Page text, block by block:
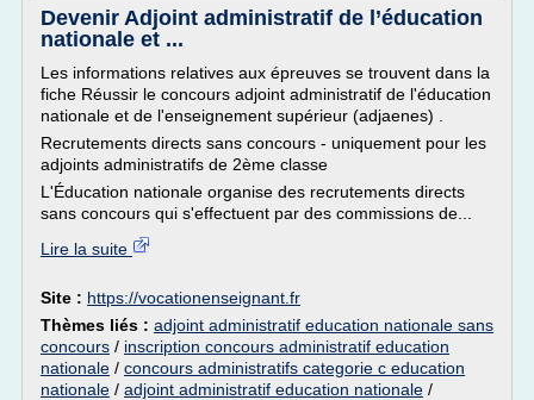
Devenir Adjoint administratif de l’éducation
nationale et ...
Les informations relatives aux épreuves se trouvent dans la
fiche Réussir le concours adjoint administratif de l'éducation
nationale et de l'enseignement supérieur (adjaenes) .
Recrutements directs sans concours - uniquement pour les
adjoints administratifs de 2ème classe
L'Éducation nationale organise des recrutements directs
sans concours qui s'effectuent par des commissions de...
Lire la suite
Site : https://vocationenseignant.fr
Thèmes liés : adjoint administratif education nationale sans
concours / inscription concours administratif education
nationale / concours administratifs categorie c education
nationale / adjoint administratif education nationale /